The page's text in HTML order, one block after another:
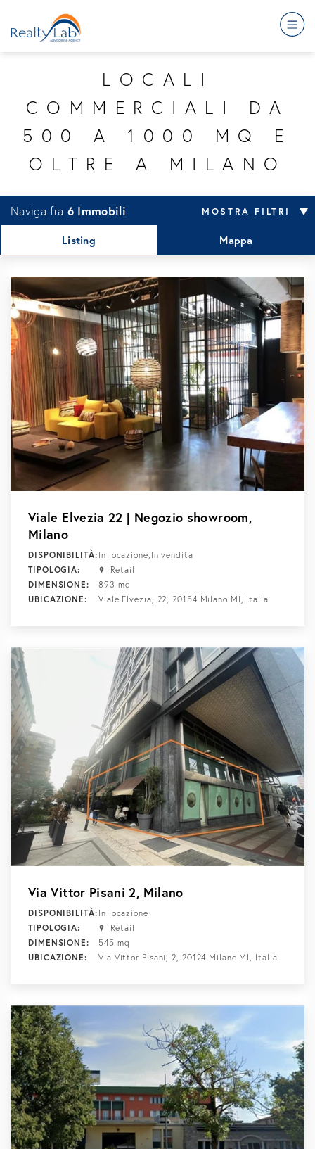
LOCALI
COMMERCIALI DA
500 A 1000 MQ E
OLTRE A MILANO
Naviga fra 6 Immobili MOSTRA FILTRI
Uffici
Residenze
Industriale
Instant Offices
A reddito
In locazione
Contratto servizi
DIMENSIONE da500mq a
LOCALITÀ
Tutte
Listing Mappa
Viale Elvezia 22 | Negozio showroom,
Milano
DISPONIBILITÀ: In locazione,In vendita
TIPOLOGIA:
Retail
DIMENSIONE:
893 mq
UBICAZIONE:
Viale Elvezia, 22, 20154 Milano MI, Italia
Via Vittor Pisani 2, Milano
DISPONIBILITÀ: In locazione
TIPOLOGIA:
Retail
DIMENSIONE:
545 mq
UBICAZIONE:
Via Vittor Pisani, 2, 20124 Milano MI, Italia